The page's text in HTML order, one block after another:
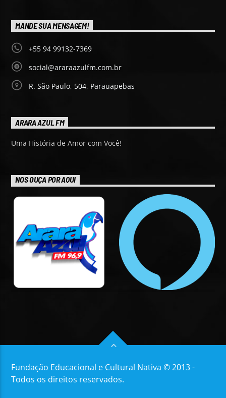
MANDE SUA MENSAGEM!
+55 94 99132-7369
social@araraazulfm.com.br
R. São Paulo, 504, Parauapebas
ARARA AZUL FM
Uma História de Amor com Você!
NOS OUÇA POR AQUI
Fundação Educacional e Cultural Nativa © 2013 -
Todos os direitos reservados.